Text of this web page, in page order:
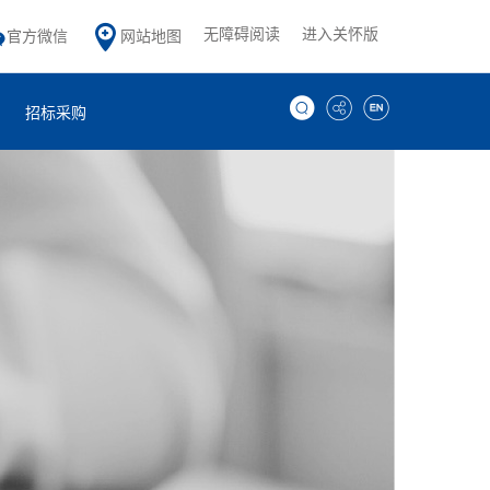
官方微信 网站地图 无障碍阅读 进入关怀版
招标采购